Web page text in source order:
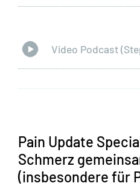
Video Podcast
Pain Update
Schmerz
(insbesondere für